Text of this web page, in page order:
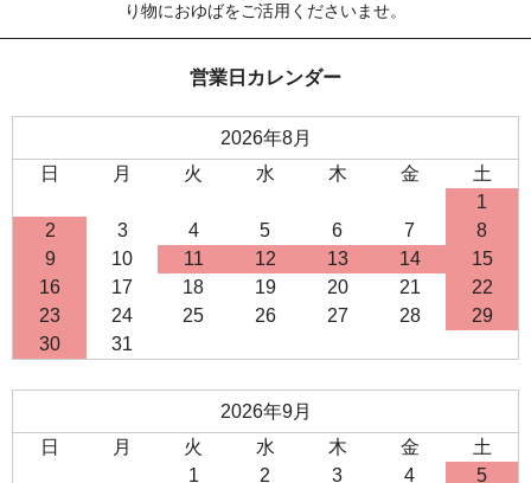
り物におゆばをご活用くださいませ。
営業日カレンダー
2026年8月
日
月 火 水 木 金
土
1
2
3 4 5 6 7
8
9
10 11 12 13 14
15
16
17 18 19 20 21
22
23
24 25 26 27 28
29
30
31
2026年9月
日
月 火 水 木 金
土
1
2 3 4
5